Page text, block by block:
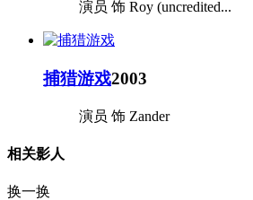
演员 饰 Roy (uncredited...
捕猎游戏2003
演员 饰 Zander
相关影人
换一换